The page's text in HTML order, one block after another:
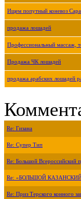
Ищем попутный коневоз
продажа лошадей
Профессиональный массаж,
Продажа ЧК лошадей
продажа арабских лошадей
Re: Гизана
Re: Супер Тип
Re: Большой Всероссийский
Re: «БОЛЬШОЙ
Re: Приз Терского конного